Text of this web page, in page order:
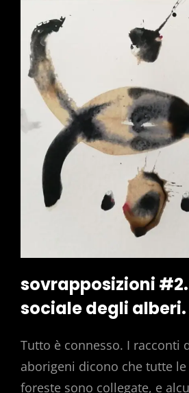
sovrapposizioni
sociale degli alberi.
Tutto è connesso. I racconti
aborigeni dicono che tutte
foreste sono collegate, e